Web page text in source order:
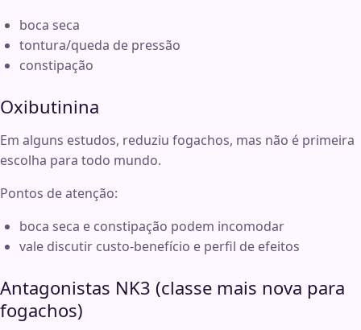
boca seca
tontura/queda de pressão
constipação
Oxibutinina
Em alguns estudos, reduziu fogachos, mas não é primeira
escolha para todo mundo.
Pontos de atenção:
boca seca e constipação podem incomodar
vale discutir custo-benefício e perfil de efeitos
Antagonistas NK3 (classe mais nova para
fogachos)